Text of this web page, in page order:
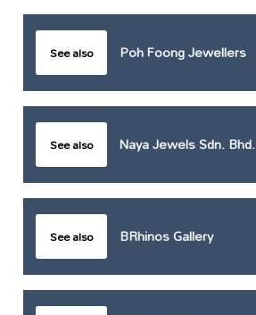
See also Poh Foong Jewellers
See also Naya Jewels Sdn. Bhd.
See also BRhinos Gallery